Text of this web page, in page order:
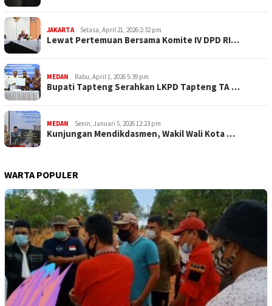
JAKARTA Selasa, April 21, 2026 2:32 pm
Lewat Pertemuan Bersama Komite IV DPD RI…
MEDAN Rabu, April 1, 2026 5:39 pm
Bupati Tapteng Serahkan LKPD Tapteng TA …
MEDAN Senin, Januari 5, 2026 12:23 pm
Kunjungan Mendikdasmen, Wakil Wali Kota …
WARTA POPULER